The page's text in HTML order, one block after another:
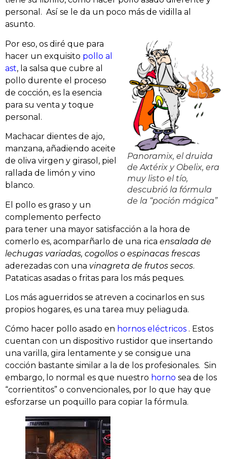
personal. Así se le da un poco más de vidilla al
asunto.
Panoramix, el druida
de Axtérix y Obelix, era
muy listo el tío,
descubrió la fórmula
de la “poción mágica”
Por eso, os diré que para
hacer un exquisito pollo al
ast, la salsa que cubre al
pollo durente el proceso
de cocción, es la esencia
para su venta y toque
personal.
Machacar dientes de ajo,
manzana, añadiendo aceite
de oliva virgen y girasol, piel
rallada de limón y vino
blanco.
El pollo es graso y un
complemento perfecto
para tener una mayor satisfacción a la hora de
comerlo es, acomparñarlo de una rica ensalada de
lechugas variadas, cogollos o espinacas frescas
aderezadas con una vinagreta de frutos secos.
Pataticas asadas o fritas para los más peques.
Los más aguerridos se atreven a cocinarlos en sus
propios hogares, es una tarea muy peliaguda.
Cómo hacer pollo asado en hornos eléctricos . Estos
cuentan con un dispositivo rustidor que insertando
una varilla, gira lentamente y se consigue una
cocción bastante similar a la de los profesionales. Sin
embargo, lo normal es que nuestro horno sea de los
“corrientitos” o convencionales, por lo que hay que
esforzarse un poquillo para copiar la fórmula.